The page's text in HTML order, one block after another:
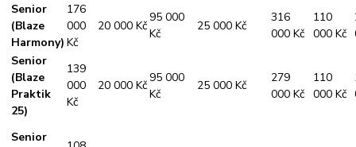
Senior
(Blaze
Harmony)
176
000
Kč
20 000 Kč
95 000
Kč
25 000 Kč
316
000 Kč
110
000 Kč
Senior
(Blaze
Praktik
25)
139
000
Kč
20 000 Kč
95 000
Kč
25 000 Kč
279
000 Kč
110
000 Kč
Senior